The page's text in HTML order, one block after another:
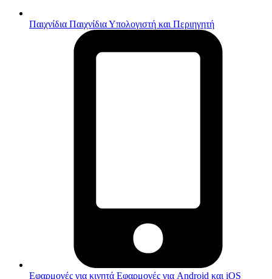
Παιχνίδια Παιχνίδια Υπολογιστή και Περιηγητή
Εφαρμογές για κινητά Εφαρμογές για Android και iOS